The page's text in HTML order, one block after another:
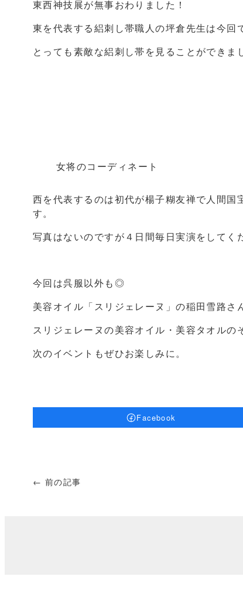
東西神技展が無事おわりました！
東を代表する絽刺し帯職人の坪倉先生は今回
とっても素敵な絽刺し帯を見ることができま
女将のコーディネート
西を代表するのは初代が楊子糊友禅で人間
す。
写真はないのですが４日間毎日実演をしてく
今回は呉服以外も◎
美容オイル「スリジェレーヌ」の稲田雪路さ
スリジェレーヌの美容オイル・美容タオルの
次のイベントもぜひお楽しみに。
Facebook
← 前の記事